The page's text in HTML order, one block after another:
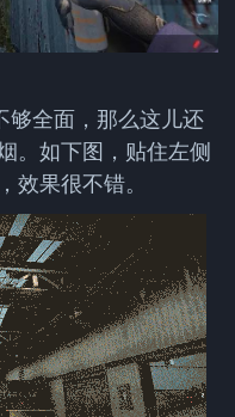
全面，那么这儿还
如下图，贴住左侧
果很不错。